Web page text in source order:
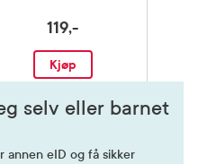
119,-
Kjøp
selv eller barnet
annen eID og få sikker